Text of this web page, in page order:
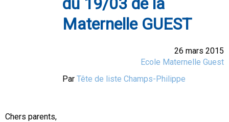
Maternelle GUEST
26 mars 2015
Ecole Maternelle Guest
Par Tête de liste Champs-Philippe
Chers parents,